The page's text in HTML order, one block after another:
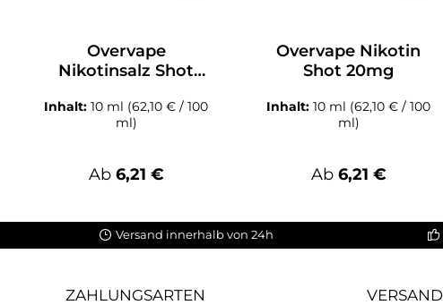
Overvape
Nikotinsalz Shot
Inhalt:10 ml (62,10 € / 100
ml)
Regulärer Preis:
Ab 6,21 €
Overvape Nikotin
Shot 20mg
Inhalt:10 ml (62,10 € / 100
ml)
Regulärer Preis:
Ab 6,21 €
Versand innerhalb von 24h
ZAHLUNGSARTEN